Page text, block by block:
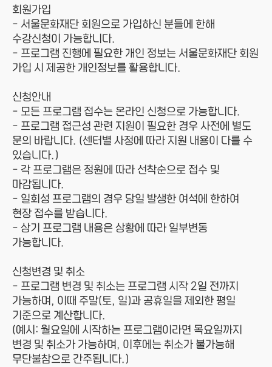
회원가입
- 서울문화재단 회원으로 가입하신 분들에 한해
수강신청이 가능합니다.
- 프로그램 진행에 필요한 개인 정보는 서울문화재단 회원
가입 시 제공한 개인정보를 활용합니다.
신청안내
- 모든 프로그램 접수는 온라인 신청으로 가능합니다.
- 프로그램 접근성 관련 지원이 필요한 경우 사전에 별도
문의 바랍니다. (센터별 사정에 따라 지원 내용이 다를 수
있습니다.)
- 각 프로그램은 정원에 따라 선착순으로 접수 및
마감됩니다.
- 일회성 프로그램의 경우 당일 발생한 여석에 한하여
현장 접수를 받습니다.
- 상기 프로그램 내용은 상황에 따라 일부변동
가능합니다.
신청변경 및 취소
- 프로그램 변경 및 취소는 프로그램 시작 2일 전까지
가능하며, 이때 주말(토, 일)과 공휴일을 제외한 평일
기준으로 계산합니다.
(예시: 월요일에 시작하는 프로그램이라면 목요일까지
변경 및 취소가 가능하며, 이후에는 취소가 불가능해
무단불참으로 간주됩니다.)